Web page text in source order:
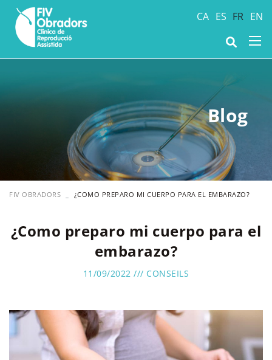
CA ES FR EN
Blog
FIV OBRADORS ¿COMO PREPARO MI CUERPO PARA EL EMBARAZO?
¿Como preparo mi cuerpo para el
embarazo?
11/09/2022 /// CONSEILS